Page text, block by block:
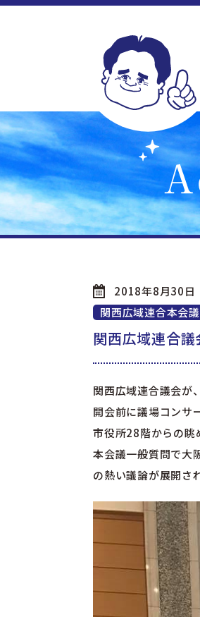
2018年8月30日
関西広域連合本会議
関西広域連合
関西広域連合議会が
開会前に議場コンサ
市役所28階からの眺
本会議一般質問で大
の熱い議論が展開さ